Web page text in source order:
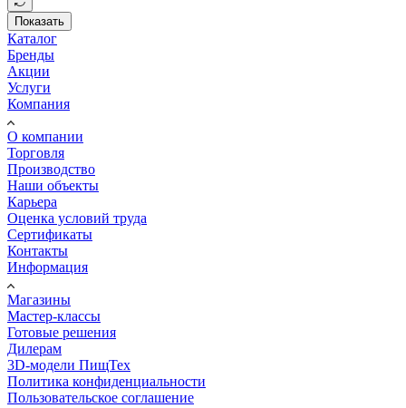
Показать
Каталог
Бренды
Акции
Услуги
Компания
О компании
Торговля
Производство
Наши объекты
Карьера
Оценка условий труда
Сертификаты
Контакты
Информация
Магазины
Мастер-классы
Готовые решения
Дилерам
3D-модели ПищТех
Политика конфиденциальности
Пользовательское соглашение